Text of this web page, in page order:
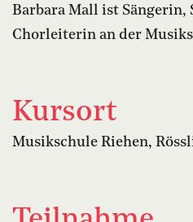
Barbara Mall ist
Chorleiterin an der
Kursort
Musikschule Riehen,